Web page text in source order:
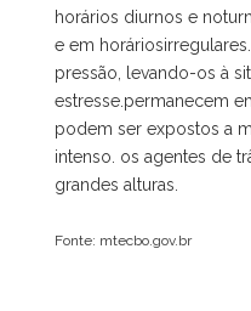
horários diurnos e
e em
pressão, levando-os à
estresse.permanecem
podem ser expostos a
intenso. os agentes de
grandes alturas.
Fonte: mtecbo.gov.br